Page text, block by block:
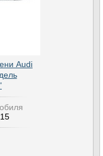
Audi